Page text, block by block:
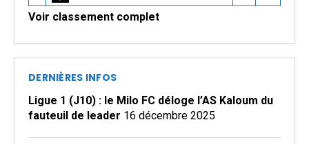
Voir classement complet
DERNIÈRES INFOS
Ligue 1 (J10) : le Milo FC déloge l’AS Kaloum du
fauteuil de leader 16 décembre 2025